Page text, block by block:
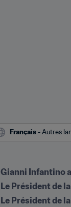
Français - Autres
Gianni Infantino
Le Président de
Le Président de